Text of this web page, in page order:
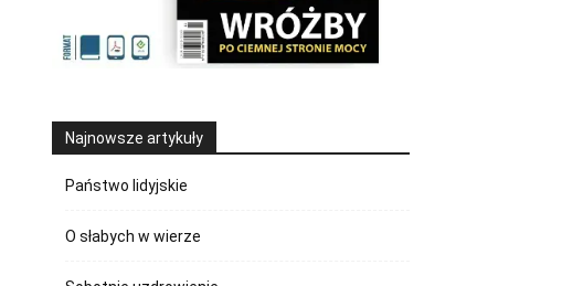
Najnowsze artykuły
Państwo lidyjskie
O słabych w wierze